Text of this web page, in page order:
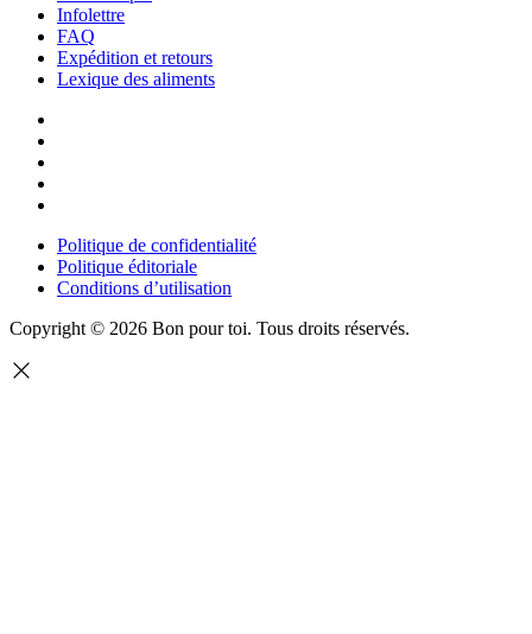
Infolettre
FAQ
Expédition et retours
Lexique des aliments
Politique de confidentialité
Politique éditoriale
Conditions d’utilisation
Copyright © 2026 Bon pour toi. Tous droits réservés.